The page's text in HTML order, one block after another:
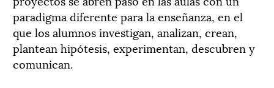
paradigma diferente para la enseñanza, en el
que los alumnos investigan, analizan, crean,
plantean hipótesis, experimentan, descubren y
comunican.